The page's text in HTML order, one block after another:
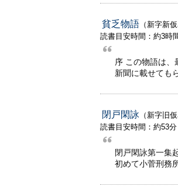
貧乏物語 （新字新仮
読書目安時間：約3時
序 この物語は、
新聞に載せても
閉戸閑詠 （新字旧仮
読書目安時間：約53分
閉戸閑詠第一集
初めて小菅刑務